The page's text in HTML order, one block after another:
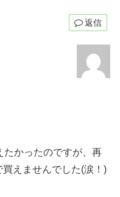
返信
たかったのですが、再
えませんでした(涙！)